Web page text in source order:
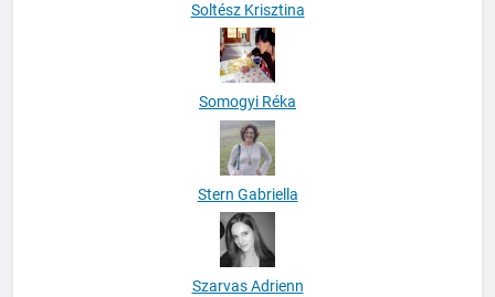
Soltész Krisztina
Somogyi Réka
Stern Gabriella
Szarvas Adrienn